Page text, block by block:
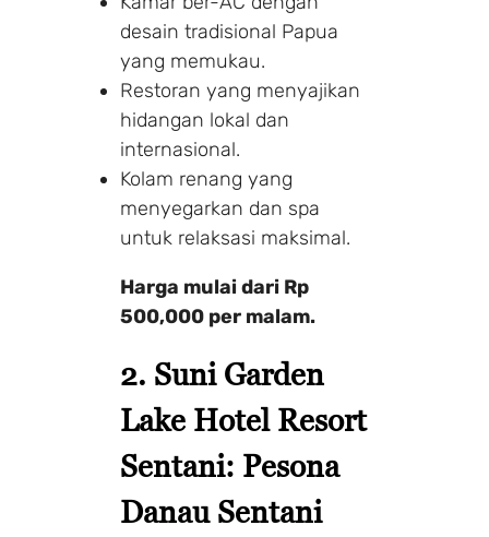
desain tradisional Papua
yang memukau.
Restoran yang menyajikan
hidangan lokal dan
internasional.
Kolam renang yang
menyegarkan dan spa
untuk relaksasi maksimal.
Harga mulai dari Rp
500,000 per malam.
2. Suni Garden
Lake Hotel Resort
Sentani: Pesona
Danau Sentani